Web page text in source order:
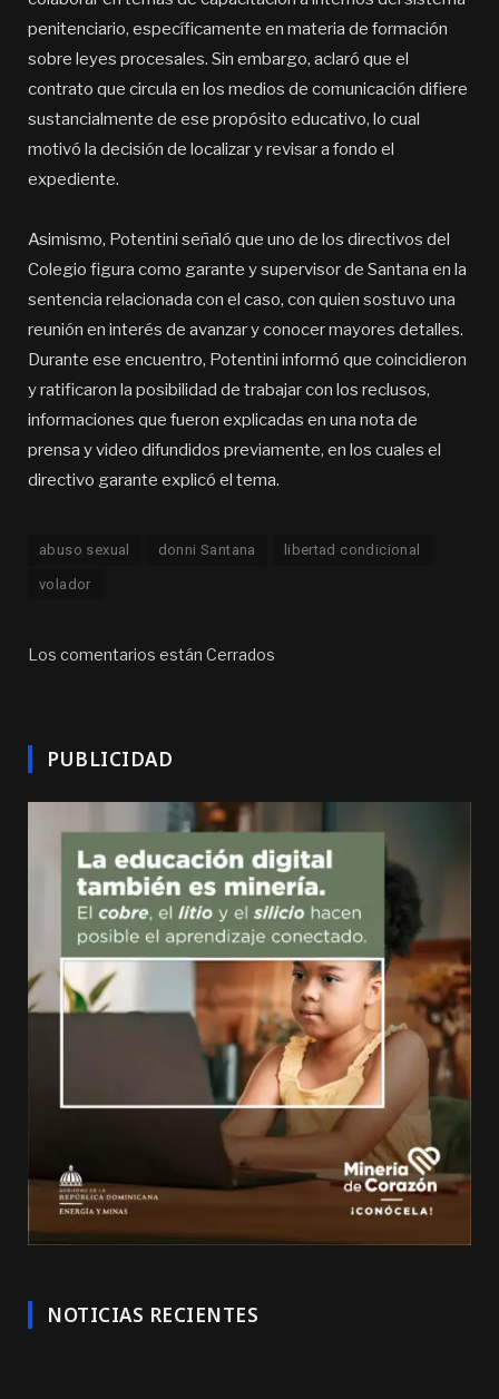
penitenciario, específicamente en materia de formación
sobre leyes procesales. Sin embargo, aclaró que el
contrato que circula en los medios de comunicación difiere
sustancialmente de ese propósito educativo, lo cual
motivó la decisión de localizar y revisar a fondo el
expediente.
Asimismo, Potentini señaló que uno de los directivos del
Colegio figura como garante y supervisor de Santana en la
sentencia relacionada con el caso, con quien sostuvo una
reunión en interés de avanzar y conocer mayores detalles.
Durante ese encuentro, Potentini informó que coincidieron
y ratificaron la posibilidad de trabajar con los reclusos,
informaciones que fueron explicadas en una nota de
prensa y video difundidos previamente, en los cuales el
directivo garante explicó el tema.
abuso sexual donni Santana libertad condicional
volador
Los comentarios están Cerrados
PUBLICIDAD
NOTICIAS RECIENTES